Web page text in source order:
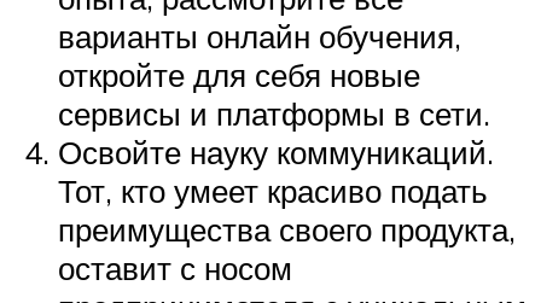
варианты онлайн обучения,
откройте для себя новые
сервисы и платформы в сети.
Освойте науку коммуникаций.
Тот, кто умеет красиво подать
преимущества своего продукта,
оставит с носом